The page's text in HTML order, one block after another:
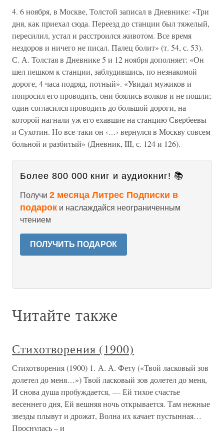
4. 6 ноября, в Москве, Толстой записал в Дневнике: «Три
дня, как приехал сюда. Переезд до станции был тяжелый,
пересилил, устал и расстроился животом. Все время
нездоров и ничего не писал. Палец болит» (т. 54, с. 53).
С. А. Толстая в Дневнике 5 и 12 ноября дополняет: «Он
шел пешком к станции, заблудившись, по незнакомой
дороге, 4 часа подряд, потный». «Увидал мужиков и
попросил его проводить, они боялись волков и не пошли;
один согласился проводить до большой дороги, на
которой нагнали уж его ехавшие на станцию Свербеевы
и Сухотин. Но все-таки он ‹…› вернулся в Москву совсем
больной и разбитый» (Дневник, III, с. 124 и 126).
Более 800 000 книг и аудиокниг! 📚
Получи 2 месяца Литрес Подписки в
подарок и наслаждайся неограниченным
чтением
ПОЛУЧИТЬ ПОДАРОК
Читайте также
Стихотворения (1900)
Стихотворения (1900) 1. А. А. Фету («Твой ласковый зов
долетел до меня…») Твой ласковый зов долетел до меня,
И снова душа пробуждается, — Ей тихое счастье
весеннего дня, Ей вешняя ночь открывается. Там нежные
звезды плывут и дрожат, Волна их качает пустынная…
Проснулась – и